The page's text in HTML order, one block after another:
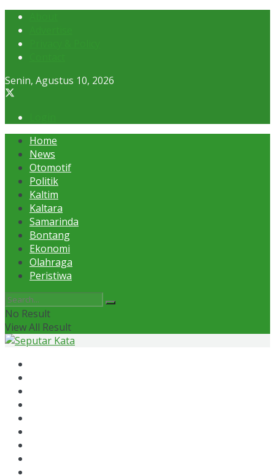
Senin, Agustus 10, 2026
Home
News
Otomotif
Politik
Kaltim
Kaltara
Samarinda
Bontang
Ekonomi
Olahraga
Peristiwa
No Result
View All Result